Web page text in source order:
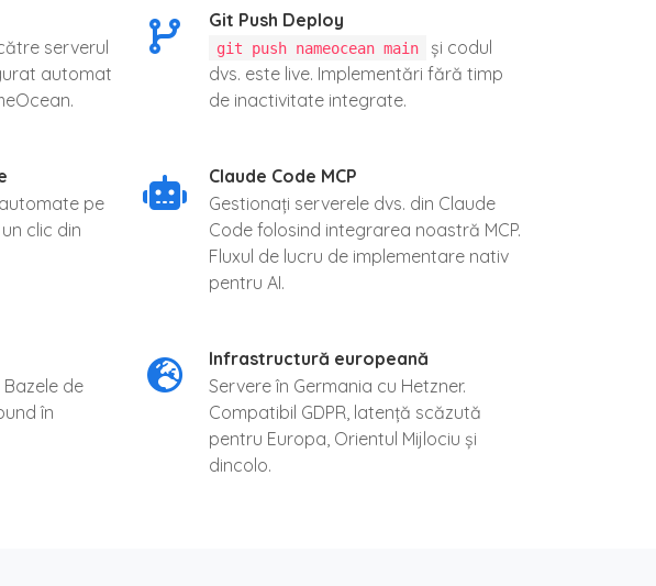
serverul
automat
Git Push Deploy
git push nameocean main
și codul
dvs. este live. Implementări fără timp
de inactivitate integrate.
pe
clic din
Claude Code MCP
Gestionați serverele dvs. din Claude
Code folosind integrarea noastră MCP.
Fluxul de lucru de implementare nativ
pentru AI.
de
în
Infrastructură europeană
Servere în Germania cu Hetzner.
Compatibil GDPR, latență scăzută
pentru Europa, Orientul Mijlociu și
dincolo.